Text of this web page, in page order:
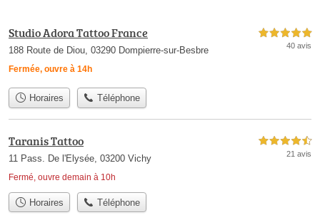
Studio Adora Tattoo France
188 Route de Diou, 03290 Dompierre-sur-Besbre
Fermée, ouvre à 14h
5,0 étoiles sur 5
40 avis
Horaires Téléphone
Taranis Tattoo
11 Pass. De l'Elysée, 03200 Vichy
Fermé, ouvre demain à 10h
4,5 étoiles sur 5
21 avis
Horaires Téléphone